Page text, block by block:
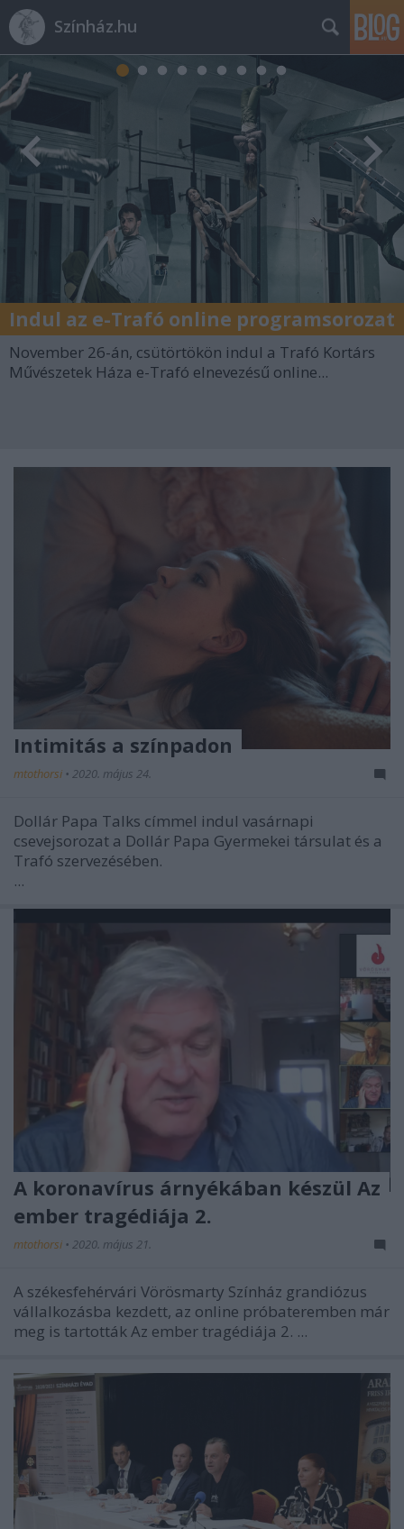
Színház.hu
Indul az e-Trafó online programsorozat
November 26-án, csütörtökön indul a Trafó Kortárs
Művészetek Háza e-Trafó elnevezésű online...
Intimitás a színpadon
mtothorsi • 2020. május 24.
Dollár Papa Talks címmel indul vasárnapi
csevejsorozat a Dollár Papa Gyermekei társulat és a
Trafó szervezésében.
...
A koronavírus árnyékában készül Az
ember tragédiája 2.
mtothorsi • 2020. május 21.
A székesfehérvári Vörösmarty Színház grandiózus
vállalkozásba kezdett, az online próbateremben már
meg is tartottákAz ember tragédiája 2. ...